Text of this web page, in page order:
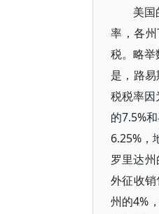
美
率，各
税。略举
是，路
税税率因
的7.5%
6.25%，
罗里达
外征收
州的4%